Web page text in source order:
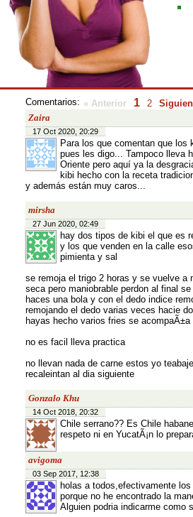
Comentarios: « Anterior 1 2
Zaira
17 Oct 2020, 20:29
Para los que comentan que
pues les digo... Tampoco lleva
Oriente pero aquí ya la
kibi hecho con la receta
y además están muy caros...
mirsha
27 Jun 2020, 02:49
hay dos tipos de kibi el que es
y los que venden en la calle
pimienta y sal
se remoja el trigo 2 horas y se vuelve a
seca pero maniobrable perdon al final
haces una bola y con el dedo indice
remojando el dedo varias veces hacie
hayas hecho varios fries se
no es facil lleva practica
no llevan nada de carne estos yo
recaleintan al dia siguiente
Gonzalo Khu
14 Oct 2018, 20:32
Chile serrano?? Es Chile
respeto ni en YucatÃ¡n lo
avigoma
03 Sep 2017, 12:38
holas a todos,efectivamente
porque no he encontrado la
Alguien podria indicarme como